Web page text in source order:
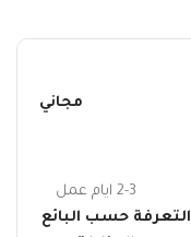
مجاني
2-3 ايام عمل
التعرفة حسب البائع